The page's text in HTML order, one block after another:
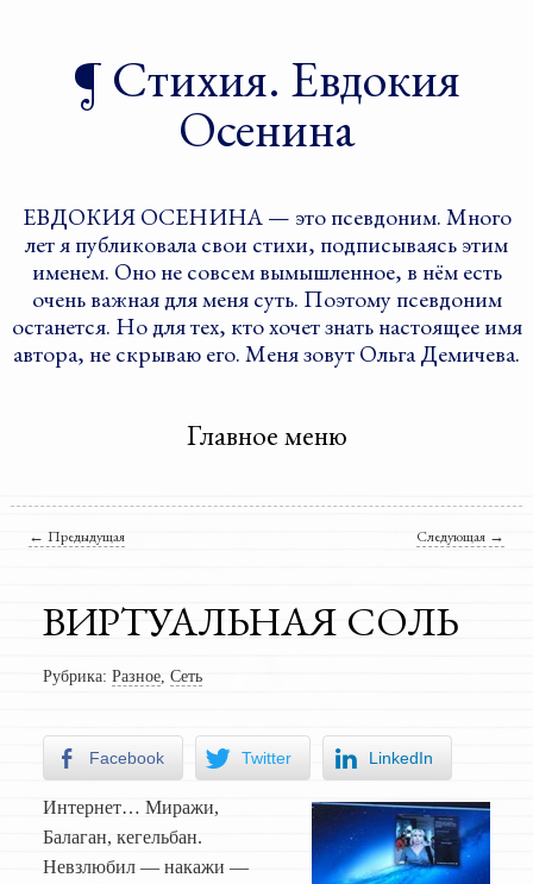
Стихия. Евдокия
Осенина
ЕВДОКИЯ ОСЕНИНА — это псевдоним. Много
лет я публиковала свои стихи, подписываясь этим
именем. Оно не совсем вымышленное, в нём есть
очень важная для меня суть. Поэтому псевдоним
останется. Но для тех, кто хочет знать настоящее имя
автора, не скрываю его. Меня зовут Ольга Демичева.
Главное меню
Навигация по записям
← Предыдущая Следующая →
ВИРТУАЛЬНАЯ СОЛЬ
Рубрика: Разное, Сеть
Facebook Twitter LinkedIn
Интернет… Миражи,
Балаган, кегельбан.
Невзлюбил — накажи —